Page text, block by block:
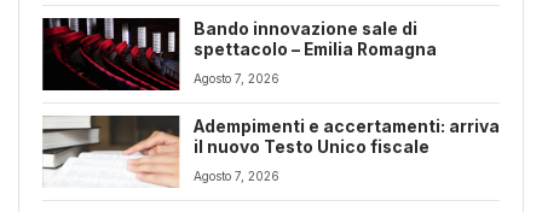
Bando innovazione sale di
spettacolo – Emilia Romagna
Agosto 7, 2026
Adempimenti e accertamenti: arriva
il nuovo Testo Unico fiscale
Agosto 7, 2026